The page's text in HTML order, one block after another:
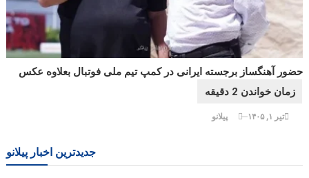
حضور آهنگساز برجسته ایرانی در کمپ تیم ملی فوتبال بعلاوه عکس
تیر ۱, ۱۴۰۵ پیلانو
جدیدترین اخبار پیلانو